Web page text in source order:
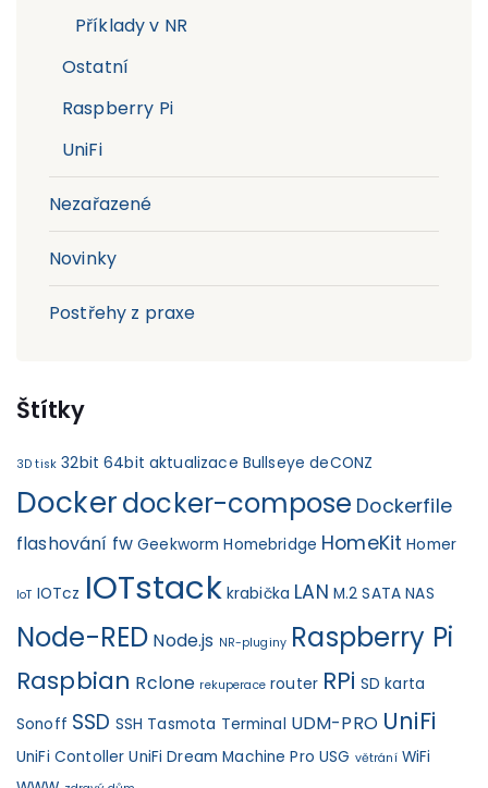
Příklady v NR
Ostatní
Raspberry Pi
UniFi
Nezařazené
Novinky
Postřehy z praxe
Štítky
3D tisk 32bit 64bit aktualizace Bullseye deCONZ
Dockerdocker-compose Dockerfile
flashování fw Geekworm Homebridge HomeKit Homer
IoT IOTcz IOTstack krabička LAN M.2 SATA NAS
Node-RED Node.js NR-pluginy Raspberry Pi
Raspbian Rclone rekuperace router RPi SD karta
Sonoff SSD SSH Tasmota Terminal UDM-PRO UniFi
UniFi Contoller UniFi Dream Machine Pro USG větrání WiFi